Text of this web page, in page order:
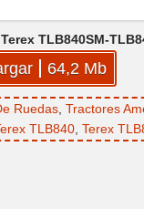
TLB840SM-
64,2 Mb
Ruedas Tractores
TLB840 Terex